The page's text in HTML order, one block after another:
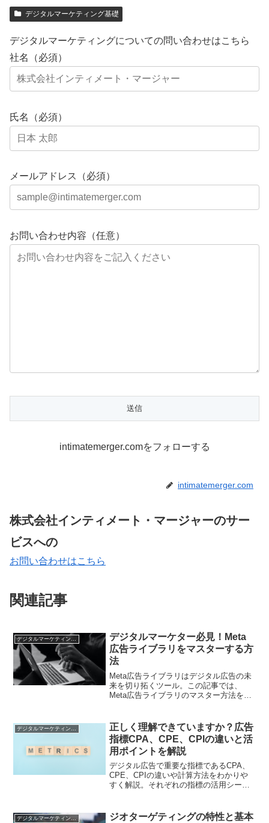
デジタルマーケティング基礎
デジタルマーケティングについての問い合わせはこちら
社名（必須）
氏名（必須）
メールアドレス（必須）
お問い合わせ内容（任意）
intimatemerger.comをフォローする
intimatemerger.com
株式会社インティメート・マージャーのサー
ビスへの
お問い合わせはこちら
関連記事
デジタルマーケター必見！Meta
広告ライブラリをマスターする方
法
Meta広告ライブラリはデジタル広告の未
来を切り拓くツール。この記事では、
Meta広告ライブラリのマスター方法を詳
正しく理解できていますか？広告
指標CPA、CPE、CPIの違いと活
用ポイントを解説
デジタル広告で重要な指標であるCPA、
CPE、CPIの違いや計算方法をわかりや
すく解説。それぞれの指標の活用シーン
デジタルマーケティング基礎
ジオターゲティングの特性と基本